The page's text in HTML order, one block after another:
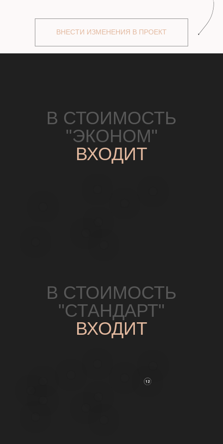
МЫ С УДОВОЛЬСТВИЕМ ВАС
ПРОКОНСУЛЬТИРУЕМ
ХОТИТЕ
УЗНАТЬ
ПОДРОБНЕЕ?
ВЛИЯНИЕ
ИТОГОВУЮ